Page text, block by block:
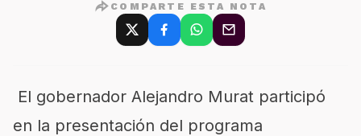
COMPARTE ESTA NOTA
El gobernador Alejandro Murat participó
en la presentación del programa